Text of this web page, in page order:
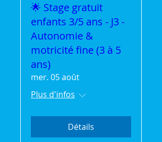
🌟 Stage gratuit
enfants 3/5 ans - J3 -
Autonomie &
motricité fine (3 à 5
ans)
mer. 05 août
Plus d'infos
Détails